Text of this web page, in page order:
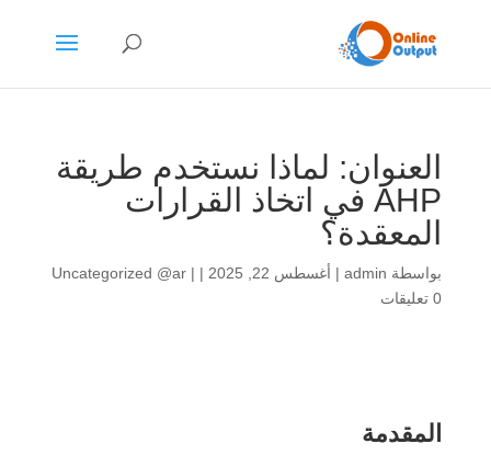
العنوان: لماذا نستخدم طريقة
AHP في اتخاذ القرارات
المعقدة؟
بواسطة admin
| أغسطس 22, 2025 |
Uncategorized @ar |
0 تعليقات
المقدمة